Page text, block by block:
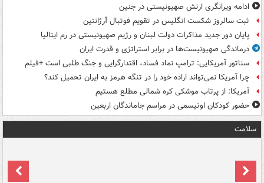
ادامه ویرانگری ارتش صهیونیستی در جنین
ثبت سالروز شکست انگلیس در تقویم فوتبال آرژانتین
پایان دور جدید مذاکرات دولت لبنان و رژیم صهیونیستی در رم ایتالیا
درماندگی صهیونیست‌ها در برابر استراتژی و قدرت ایران
سناتور آمریکایی: ترامپ نماد فساد، اقتدارگرایی و جنگ طلبی است +فیلم
چرا آمریکا نمی‌تواند اراده خود را در تنگه هرمز به ایران تحمیل کند؟
آمریکا: از پرتاب موشکی کره شمالی مطلع هستیم
حضور کودکان اوتیسمی در مراسم جاماندگان اربعین
سلامت